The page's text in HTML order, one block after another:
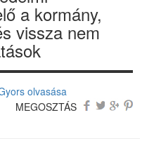
a kormány,
vissza nem
olvasása
MEGOSZTÁS